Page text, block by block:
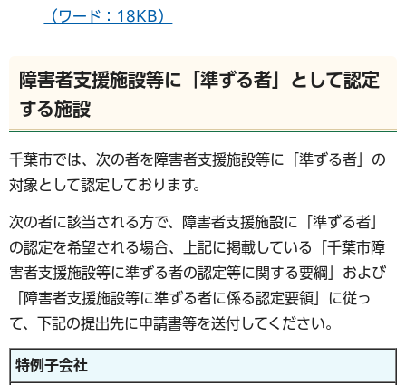
（ワード：18KB）
障害者支援施設等に「準ずる者」として認定
する施設
千葉市では、次の者を障害者支援施設等に「準ずる者」の
対象として認定しております。
次の者に該当される方で、障害者支援施設に「準ずる者」
の認定を希望される場合、上記に掲載している「千葉市障
害者支援施設等に準ずる者の認定等に関する要綱」および
「障害者支援施設等に準ずる者に係る認定要領」に従っ
て、下記の提出先に申請書等を送付してください。
特例子会社